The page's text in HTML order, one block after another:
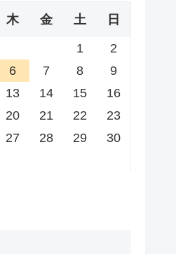
木 金 土 日
1
2
6 7 8
9
13 14 15
16
20 21 22
23
27 28 29
30